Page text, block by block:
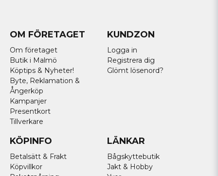
OM FÖRETAGET
Om företaget
Butik i Malmö
Köptips & Nyheter!
Byte, Reklamation &
Ångerköp
Kampanjer
Presentkort
Tillverkare
KUNDZON
Logga in
Registrera dig
Glömt lösenord?
KÖPINFO
Betalsätt & Frakt
Köpvillkor
LÄNKAR
Bågskyttebutik
Jakt & Hobby